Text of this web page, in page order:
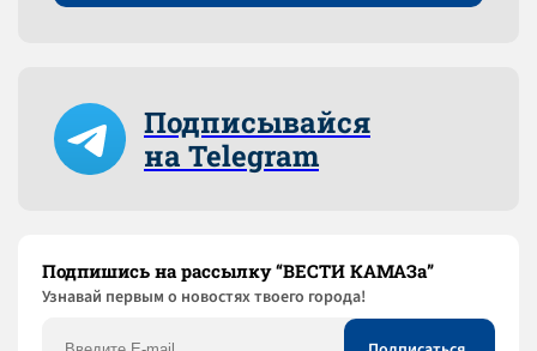
Подписывайся
на Telegram
Подпишись на рассылку “ВЕСТИ КАМАЗа”
Узнaвай первым о новостях твоего города!